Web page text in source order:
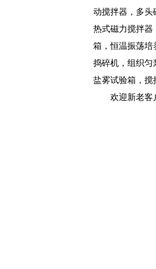
动搅拌器，多头
热式磁力搅拌器
箱，恒温振荡培
捣碎机，组织匀
盐雾试验箱，搅
欢迎新老客